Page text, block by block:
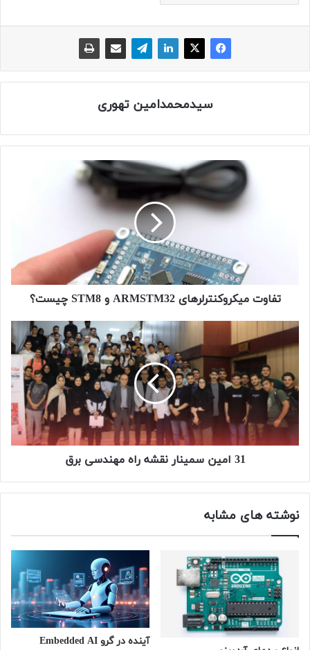
سیدمحمدامین تهوری
تفاوت میکروکنترلرهای ARMSTM32 و STM8 چیست؟
31
امین
سمینار
نقشه
راه
مهندسی
برق
31 امین سمینار نقشه راه مهندسی برق
نوشته های مشابه
آینده در گرو Embedded AI